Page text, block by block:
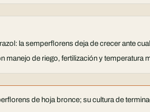
la semperflorens deja de crecer ante
manejo de riego, fertilización y temperatura
de hoja bronce; su cultura de